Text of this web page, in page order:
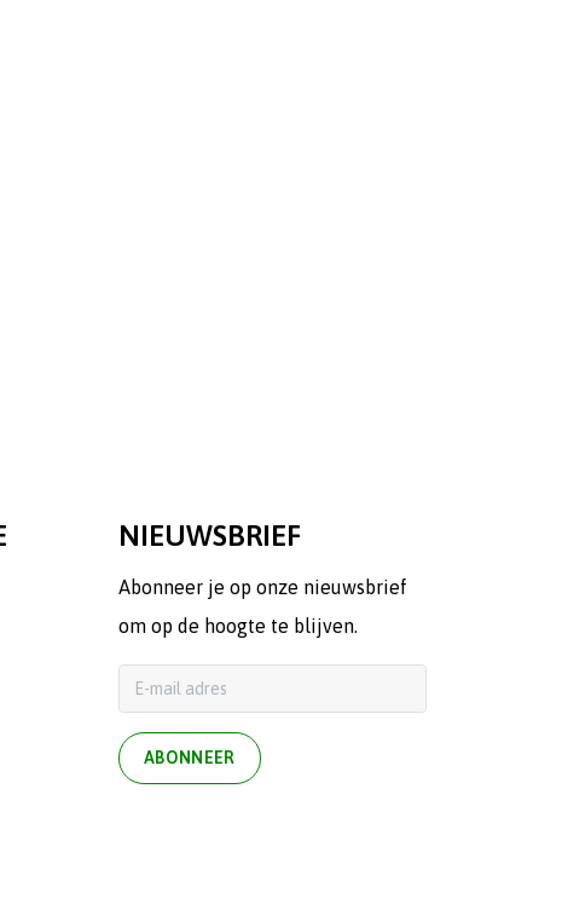
NIEUWSBRIEF
Abonneer je op onze nieuwsbrief
om op de hoogte te blijven.
ABONNEER